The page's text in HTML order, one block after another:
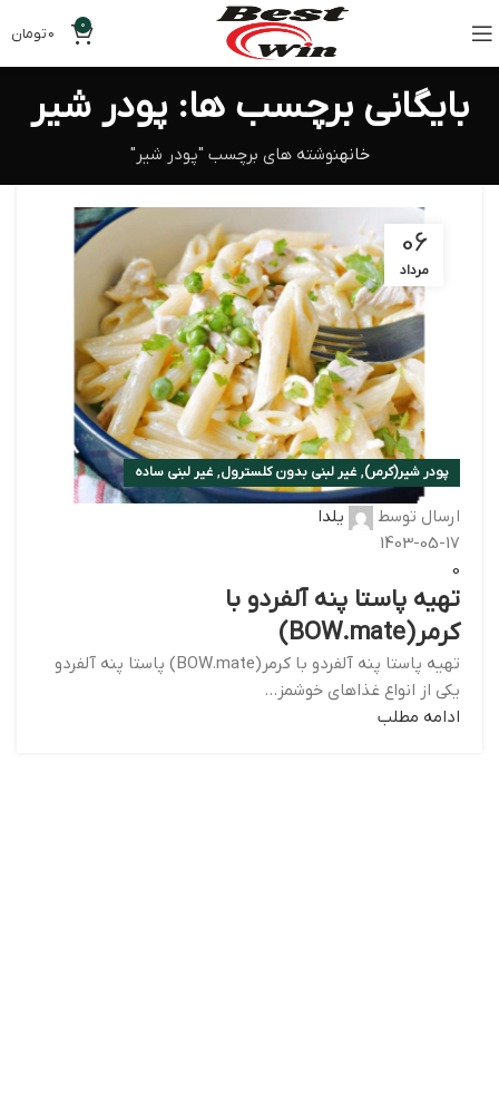
0
0تومان
بایگانی برچسب ها: پودر شیر
خانهنوشته های برچسب "پودر شیر"
06
مرداد
پودر شیر(کرمر), غیر لبنی بدون کلسترول, غیر لبنی ساده
ارسال توسط
یلدا
1403-05-17
0
تهیه پاستا پنه آلفردو با
کرمر(BOW.mate)
تهیه پاستا پنه آلفردو با کرمر(BOW.mate) پاست‍ا پنه آلفردو
یکی از انواع غذاهای خوشمز...
ادامه مطلب